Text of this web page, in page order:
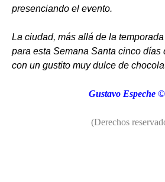
presenciando el evento.
La ciudad, más allá de la
para esta Semana Santa cinco días
con un gustito muy dulce de
Gustavo Espeche
(Derechos